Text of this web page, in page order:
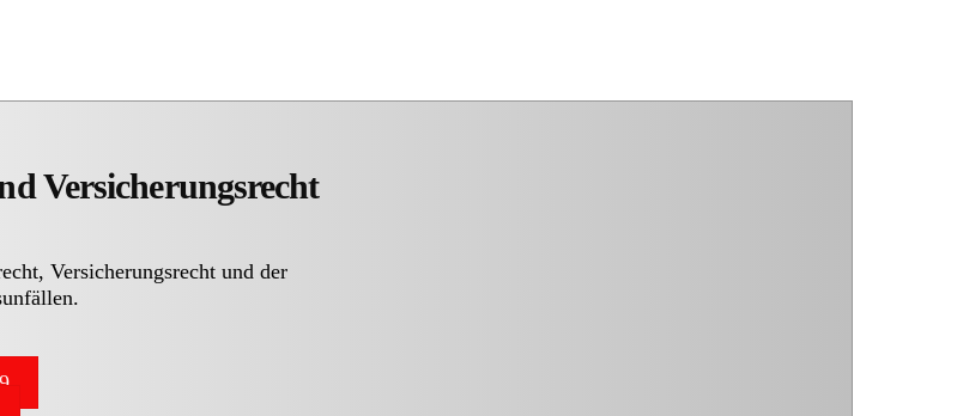
Versicherungsrecht
Versicherungsrecht und der